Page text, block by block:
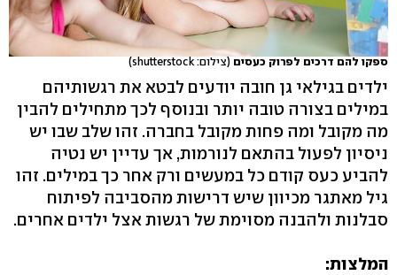
ספקו להם דרכים לפרוק כעסים (צילום: shutterstock)
ילדים בגילאי גן חובה יודעים לבטא את רגשותיהם
במילים בצורה טובה יותר ובנוסף לכך מתחילים להבין
מה מקובל ומה פחות מקובל בחברה. זהו שלב שבו יש
ניסיון לפעול בהתאם לנורמות, אך עדיין יש נטיה
להביע כעס קודם כל במעשים ורק אחר כך במילים. זהו
גיל מאתגר מכיוון שיש דרישות מהסביבה לפיתוח
סבלנות ולהבנה מסוימת של רגשות אצל ילדים אחרים.
המלצות: